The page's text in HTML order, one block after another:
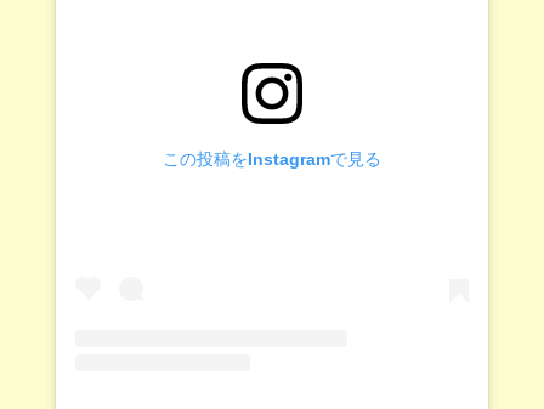
この投稿をInstagramで見る